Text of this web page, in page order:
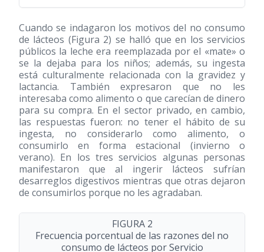
Cuando se indagaron los motivos del no consumo
de lácteos (Figura 2) se halló que en los servicios
públicos la leche era reemplazada por el «mate» o
se la dejaba para los niños; además, su ingesta
está culturalmente relacionada con la gravidez y
lactancia. También expresaron que no les
interesaba como alimento o que carecían de dinero
para su compra. En el sector privado, en cambio,
las respuestas fueron: no tener el hábito de su
ingesta, no considerarlo como alimento, o
consumirlo en forma estacional (invierno o
verano). En los tres servicios algunas personas
manifestaron que al ingerir lácteos sufrían
desarreglos digestivos mientras que otras dejaron
de consumirlos porque no les agradaban.
FIGURA 2
Frecuencia porcentual de las razones del no
consumo de lácteos por Servicio